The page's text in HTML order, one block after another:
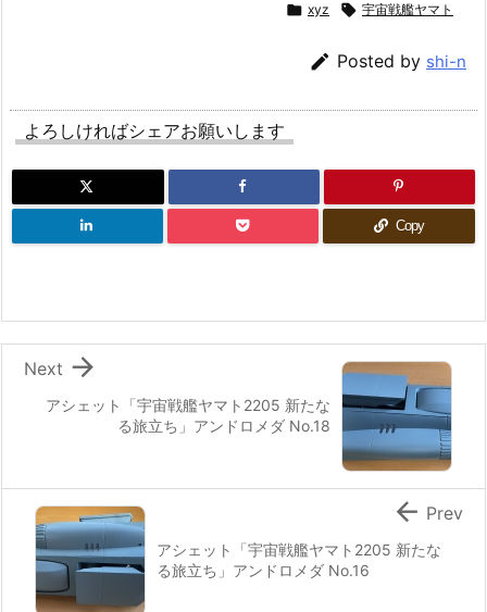
 xyz  宇宙戦艦ヤマト
 Posted by shi-n
よろしければシェアお願いします
Copy
アシェット「宇宙戦艦ヤマト2205 新たな
る旅立ち」アンドロメダ No.18

Next
アシェット「宇宙戦艦ヤマト2205 新たな
る旅立ち」アンドロメダ No.16
 Prev